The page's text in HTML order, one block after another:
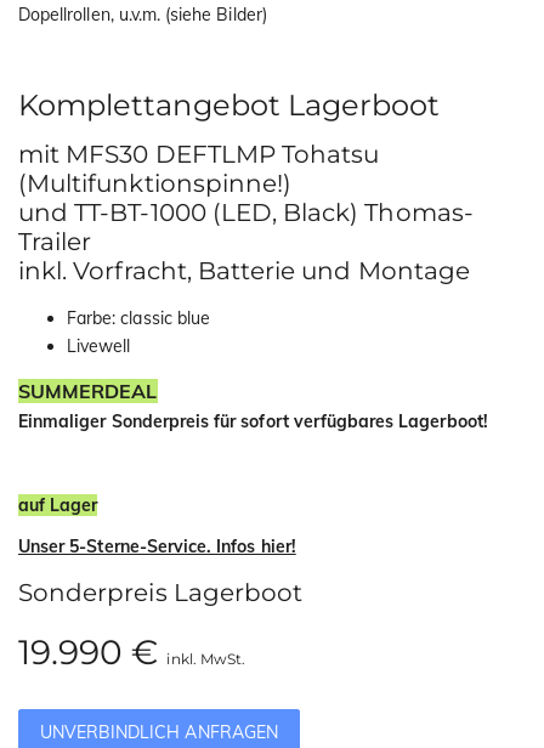
Dopellrollen, u.v.m. (siehe Bilder)
Komplettangebot Lagerboot
mit MFS30 DEFTLMP Tohatsu
(Multifunktionspinne!)
und TT-BT-1000 (LED, Black) Thomas-
Trailer
inkl. Vorfracht, Batterie und Montage
Farbe: classic blue
Livewell
SUMMERDEAL
Einmaliger Sonderpreis für sofort verfügbares Lagerboot!
auf Lager
Unser 5-Sterne-Service. Infos hier!
Sonderpreis Lagerboot
19.990 € inkl. MwSt.
UNVERBINDLICH ANFRAGEN